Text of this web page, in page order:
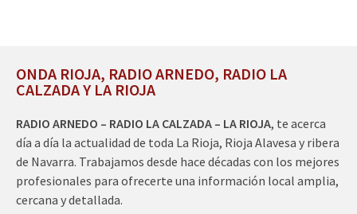
ONDA RIOJA, RADIO ARNEDO, RADIO LA
CALZADA Y LA RIOJA
RADIO ARNEDO – RADIO LA CALZADA – LA RIOJA, te acerca
día a día la actualidad de toda La Rioja, Rioja Alavesa y ribera
de Navarra. Trabajamos desde hace décadas con los mejores
profesionales para ofrecerte una información local amplia,
cercana y detallada.